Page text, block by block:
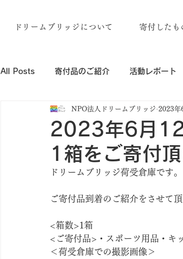
ドリームブリッジについて 寄付したも
All Posts 寄付品のご紹介 活動レポート
企業・団体様の寄付品のご紹介
2023年6月12
1箱をご寄付
NPO法人ドリームブリッジ 2023年
ドリームブリッジ荷受倉庫です。
ご寄付品到着のご紹介をさせて頂
<箱数>1箱
<ご寄付品>・スポーツ用品・キ
＜荷受倉庫での撮影画像＞